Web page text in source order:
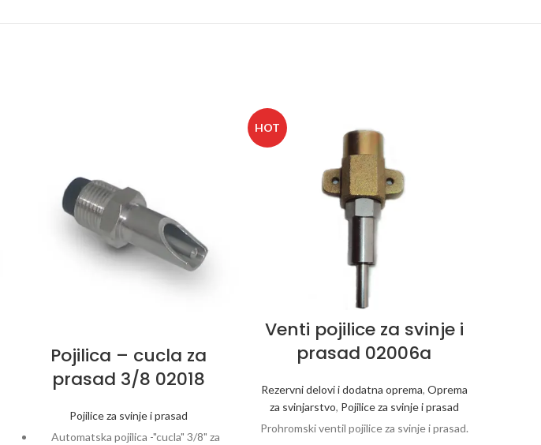
Pojilica – cucla za
prasad 3/8 02018
Pojilice za svinje i prasad
Automatska pojilica -"cucla" 3/8" za
HOT
Venti pojilice za svinje i
prasad 02006a
Rezervni delovi i dodatna oprema, Oprema
za svinjarstvo, Pojilice za svinje i prasad
Prohromski ventil pojilice za svinje i prasad.